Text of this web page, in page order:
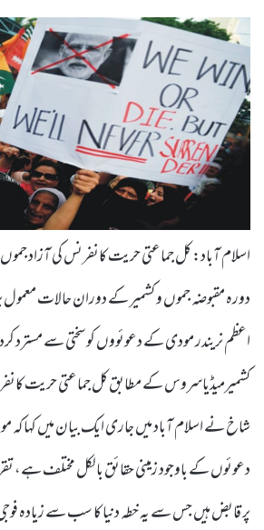
اسلام آباد: کل جماعتی حریت کانفرنس کی آزاد
دورہ مقبوضہ جموں و کشمیر کے دوران حالات
اعظم نریندر مودی کے دعوئووں کو سختی سے مسترد
کشمیرمیڈیاسروس کے مطابق کل جماعتی حریت
شاخ نے اسلام آباد میں جاری ایک بیان میں کہا
پر قابض ہیں جس سے یہ خطہ دنیا کا سب سے زیادہ فوجی